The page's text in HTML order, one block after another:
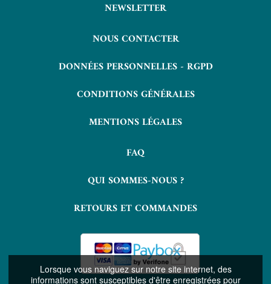
Lorsque vous naviguez sur notre site internet, des
informations sont susceptibles d'être enregistrées pour
NEWSLETTER
NOUS CONTACTER
DONNÉES PERSONNELLES - RGPD
CONDITIONS GÉNÉRALES
MENTIONS LÉGALES
FAQ
QUI SOMMES-NOUS ?
RETOURS ET COMMANDES